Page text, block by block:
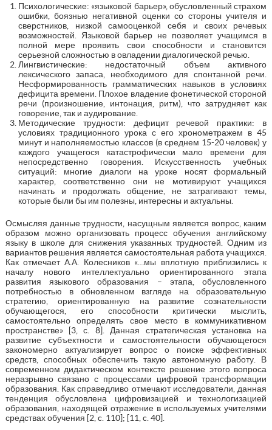
Психологические: «языковой барьер», обусловленный страхом
ошибки, боязнью негативной оценки со стороны учителя и
сверстников, низкой самооценкой себя и своих речевых
возможностей. Языковой барьер не позволяет учащимся в
полной мере проявить свои способности и становится
серьезной сложностью в овладении диалогической речью.
Лингвистические: недостаточный объем активного
лексического запаса, необходимого для спонтанной речи.
Несформированность грамматических навыков в условиях
дефицита времени. Плохое владение фонетической стороной
речи (произношение, интонация, ритм), что затрудняет как
говорение, так и аудирование.
Методические трудности: дефицит речевой практики: в
условиях традиционного урока с его хронометражем в 45
минут и наполняемостью классов (в среднем 15-20 человек) у
каждого учащегося катастрофически мало времени для
непосредственно говорения. Искусственность учебных
ситуаций: многие диалоги на уроке носят формальный
характер, соответственно они не мотивируют учащихся
начинать и продолжать общение, не затрагивают темы,
которые были бы им полезны, интересны и актуальны.
Осмысляя данные трудности, насущным является вопрос, каким
образом можно организовать процесс обучения английскому
языку в школе для снижения указанных трудностей. Одним из
вариантов решения является самостоятельная работа учащихся.
Как отмечает А.А. Колесников «…мы вплотную приблизились к
началу нового интеллектуально ориентированного этапа
развития языкового образования – этапа, обусловленного
потребностью в обновленном взгляде на образовательную
стратегию, ориентированную на развитие сознательности
обучающегося, его способности критически мыслить,
самостоятельно определять свое место в коммуникативном
пространстве» [3, с. 8]. Данная стратегическая установка на
развитие субъектности и самостоятельности обучающегося
закономерно актуализирует вопрос о поиске эффективных
средств, способных обеспечить такую автономную работу. В
современном дидактическом контексте решение этого вопроса
неразрывно связано с процессами цифровой трансформации
образования. Как справедливо отмечают исследователи, данная
тенденция обусловлена цифровизацией и технологизацией
образования, находящей отражение в используемых учителями
средствах обучения [2, c. 110]; [11, c. 40].